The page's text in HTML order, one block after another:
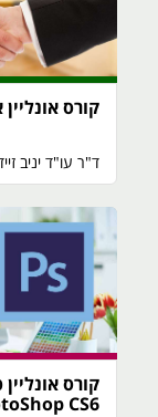
קורס
ד"ר עו"ד יניב
קורס
CS6